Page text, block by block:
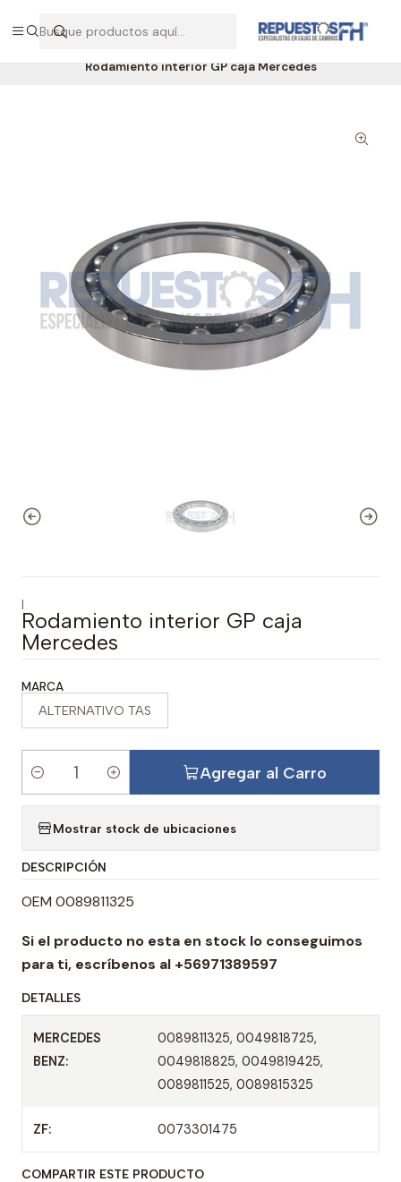
Hablemos por WhatsApp +56 9 7138 9597 / +56 9 8500 2568
Rodamiento interior GP caja Mercedes
|
Rodamiento interior GP caja
Mercedes
MARCA
ALTERNATIVO TAS
i
d
d
Agregar al Carro
Mostrar stock de ubicaciones
DESCRIPCIÓN
OEM 0089811325
Si el producto no esta en stock lo conseguimos
para ti, escríbenos al +56971389597
DETALLES
MERCEDES
BENZ:
0089811325, 0049818725,
0049818825, 0049819425,
0089811525, 0089815325
ZF: 0073301475
COMPARTIR ESTE PRODUCTO